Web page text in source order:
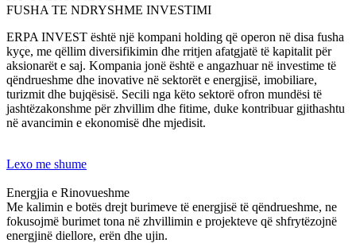
FUSHA TE NDRYSHME INVESTIMI
ERPA INVEST është një kompani holding që operon në disa fusha
kyçe, me qëllim diversifikimin dhe rritjen afatgjatë të kapitalit për
aksionarët e saj. Kompania jonë është e angazhuar në investime të
qëndrueshme dhe inovative në sektorët e energjisë, imobiliare,
turizmit dhe bujqësisë. Secili nga këto sektorë ofron mundësi të
jashtëzakonshme për zhvillim dhe fitime, duke kontribuar gjithashtu
në avancimin e ekonomisë dhe mjedisit.
Lexo me shume
Energjia e Rinovueshme
Me kalimin e botës drejt burimeve të energjisë të qëndrueshme, ne
fokusojmë burimet tona në zhvillimin e projekteve që shfrytëzojnë
energjinë diellore, erën dhe ujin.